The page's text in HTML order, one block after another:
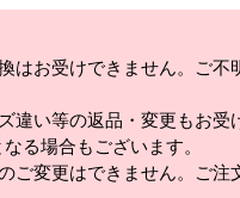
はお受けできません。ご不
い等の返品・変更もお受
る場合もございます。
ご変更はできません。ご注